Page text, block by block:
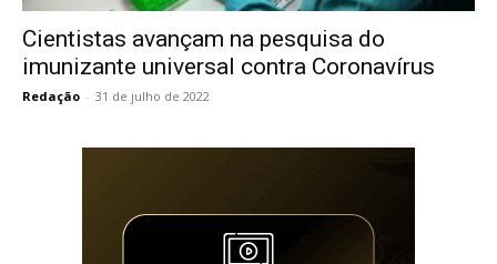
Cientistas avançam na pesquisa do
imunizante universal contra Coronavírus
Redação - 31 de julho de 2022